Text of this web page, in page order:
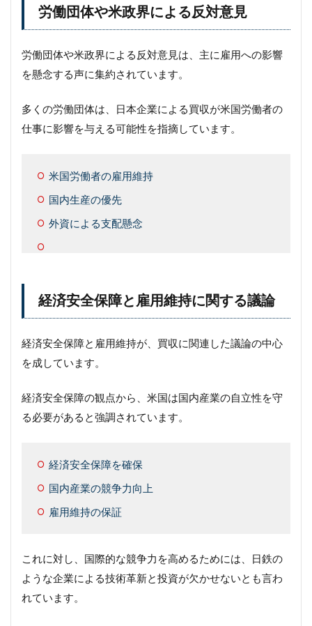
労働団体や米政界による反対意見
労働団体や米政界による反対意見は、主に雇用への影響
を懸念する声に集約されています。
多くの労働団体は、日本企業による買収が米国労働者の
仕事に影響を与える可能性を指摘しています。
米国労働者の雇用維持
国内生産の優先
外資による支配懸念
経済安全保障と雇用維持に関する議論
経済安全保障と雇用維持が、買収に関連した議論の中心
を成しています。
経済安全保障の観点から、米国は国内産業の自立性を守
る必要があると強調されています。
経済安全保障を確保
国内産業の競争力向上
雇用維持の保証
これに対し、国際的な競争力を高めるためには、日鉄の
ような企業による技術革新と投資が欠かせないとも言わ
れています。